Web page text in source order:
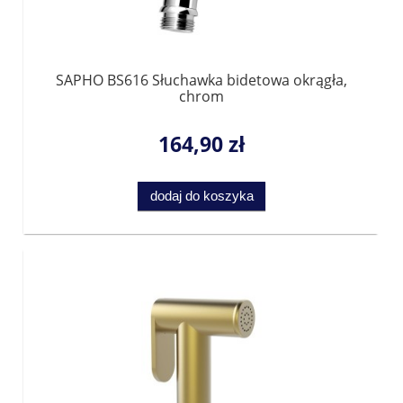
SAPHO BS616 Słuchawka bidetowa okrągła,
chrom
164,90 zł
dodaj do koszyka